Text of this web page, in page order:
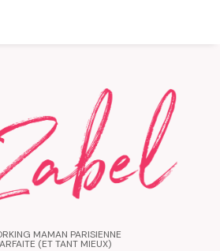
MAMAN PARISIENNE
(ET TANT MIEUX)